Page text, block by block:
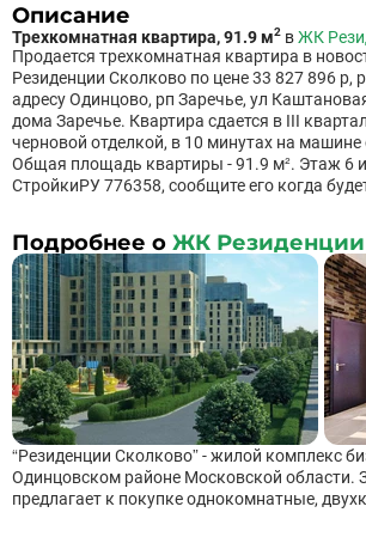
Описание
Трехкомнатная квартира, 91.9 м2 вЖК
Продается трехкомнатная квартира в
Резиденции Сколково по цене 33 827 896 р,
адресу Одинцово, рп Заречье, ул
дома Заречье. Квартира сдается в III
черновой отделкой, в 10 минутах на
Общая площадь квартиры - 91.9 м². Этаж 6
СтройкиРУ 776358, сообщите его когда
Подробнее о ЖК
“Резиденции Сколково” - жилой комплекс
Одинцовском районе Московской области.
предлагает к покупке однокомнатные,